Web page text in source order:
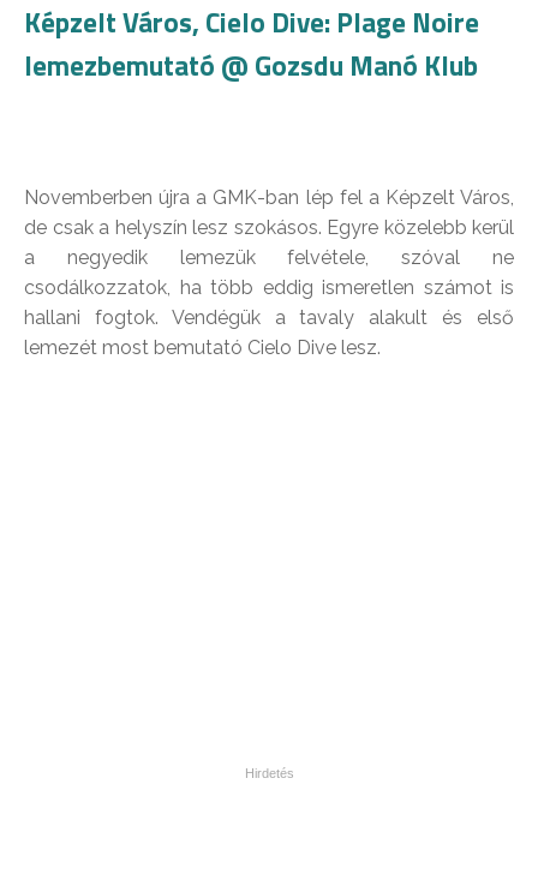
Képzelt Város, Cielo Dive: Plage Noire
lemezbemutató @ Gozsdu Manó Klub
Novemberben újra a GMK-ban lép fel a Képzelt Város,
de csak a helyszín lesz szokásos. Egyre közelebb kerül
a negyedik lemezük felvétele, szóval ne
csodálkozzatok, ha több eddig ismeretlen számot is
hallani fogtok. Vendégük a tavaly alakult és első
lemezét most bemutató Cielo Dive lesz.